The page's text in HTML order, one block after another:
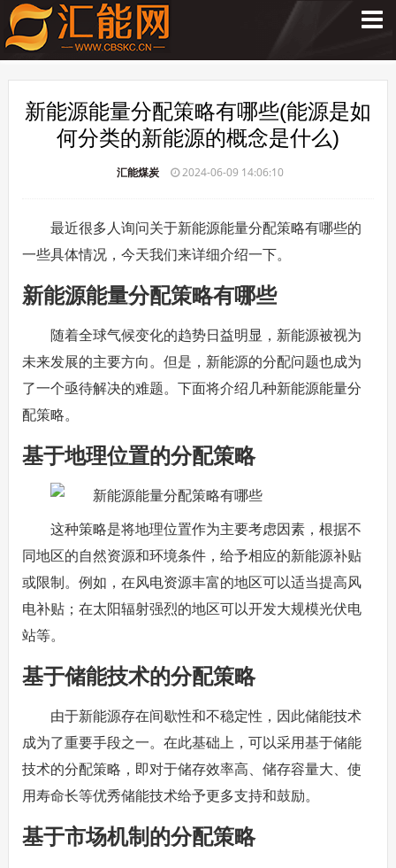
新能源能量分配策略有哪些(能源是如
何分类的新能源的概念是什么)
汇能煤炭 2024-06-09 14:06:10
最近很多人询问关于新能源能量分配策略有哪些的
一些具体情况，今天我们来详细介绍一下。
新能源能量分配策略有哪些
随着全球气候变化的趋势日益明显，新能源被视为
未来发展的主要方向。但是，新能源的分配问题也成为
了一个亟待解决的难题。下面将介绍几种新能源能量分
配策略。
基于地理位置的分配策略
这种策略是将地理位置作为主要考虑因素，根据不
同地区的自然资源和环境条件，给予相应的新能源补贴
或限制。例如，在风电资源丰富的地区可以适当提高风
电补贴；在太阳辐射强烈的地区可以开发大规模光伏电
站等。
基于储能技术的分配策略
由于新能源存在间歇性和不稳定性，因此储能技术
成为了重要手段之一。在此基础上，可以采用基于储能
技术的分配策略，即对于储存效率高、储存容量大、使
用寿命长等优秀储能技术给予更多支持和鼓励。
基于市场机制的分配策略